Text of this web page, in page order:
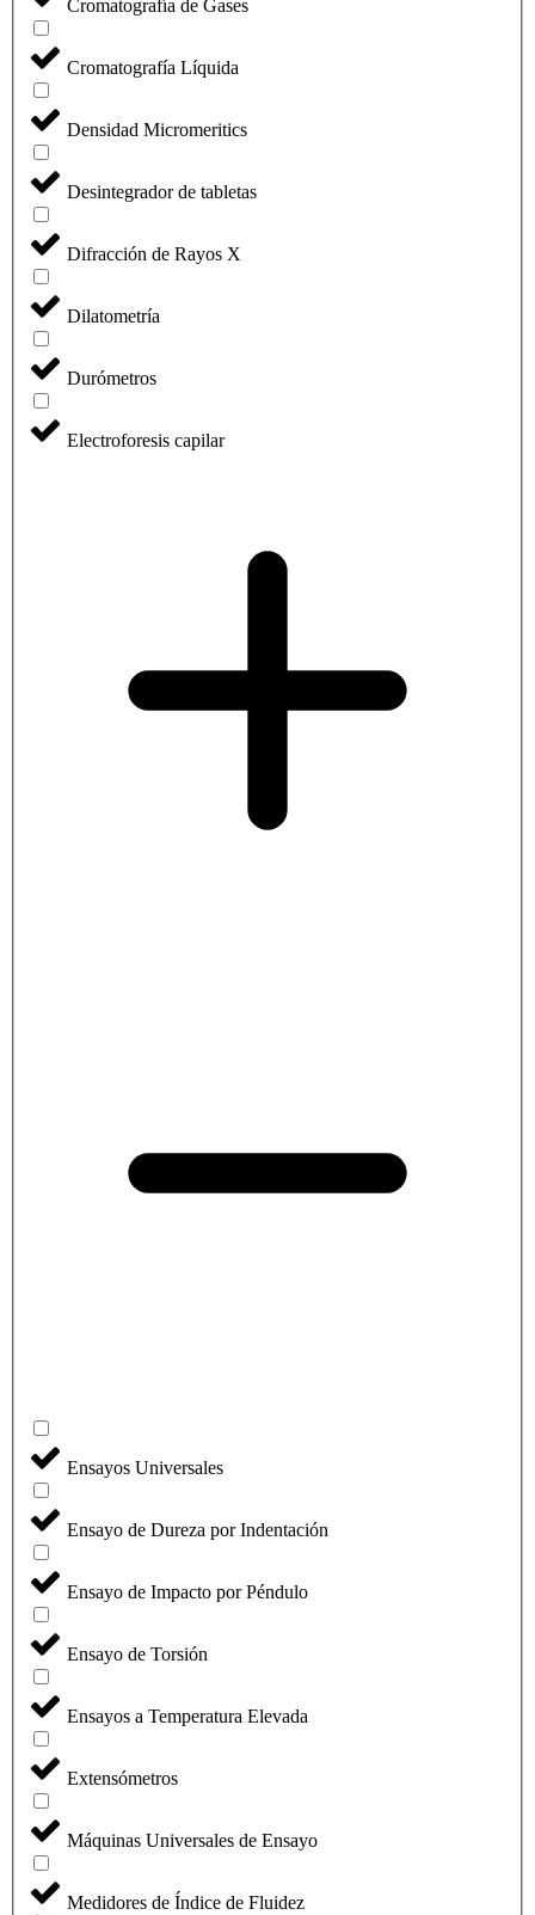
Cromatografía de Gases
Cromatografía Líquida
Densidad Micromeritics
Desintegrador de tabletas
Difracción de Rayos X
Dilatometría
Durómetros
Electroforesis capilar
Ensayos Universales
Ensayo de Dureza por Indentación
Ensayo de Impacto por Péndulo
Ensayo de Torsión
Ensayos a Temperatura Elevada
Extensómetros
Máquinas Universales de Ensayo
Medidores de Índice de Fluidez